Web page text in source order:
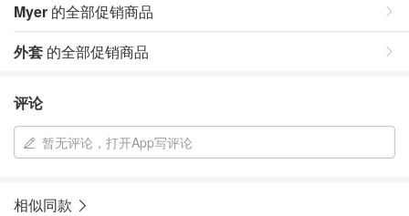
Myer 的全部促销商品
外套 的全部促销商品
评论
暂无评论，打开App写评论
相似同款